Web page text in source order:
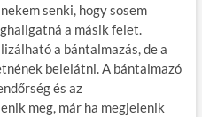
senki, hogy sosem
a másik felet.
a bántalmazás, de a
belelátni. A bántalmazó
és az
meg, már ha megjelenik